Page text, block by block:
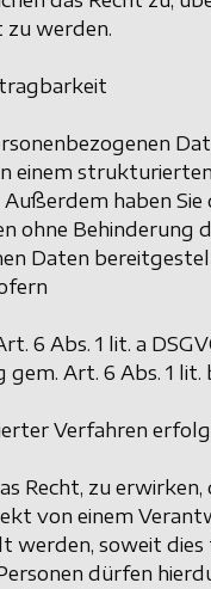
werden.
einem
haben Sie
ohne Behinderung
Daten
6 Abs. 1 lit. a
Art. 6 Abs. 1 lit.
Verfahren
Recht, zu erwirken,
von einem
soweit dies
dürfen